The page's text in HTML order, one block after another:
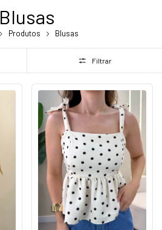
Blusas
Produtos Blusas
Filtrar